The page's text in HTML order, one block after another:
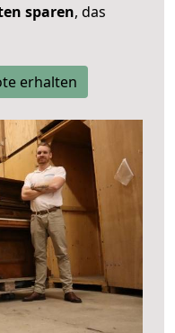
sparen, das
erhalten